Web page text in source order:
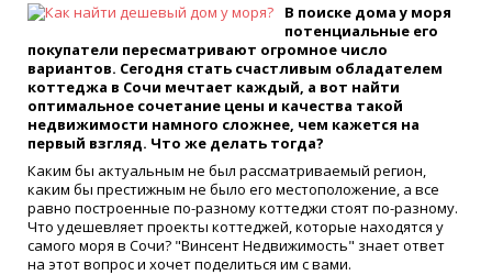
В поиске дома у моря
потенциальные его
покупатели пересматривают огромное число
вариантов. Сегодня стать счастливым обладателем
коттеджа в Сочи мечтает каждый, а вот найти
оптимальное сочетание цены и качества такой
недвижимости намного сложнее, чем кажется на
первый взгляд. Что же делать тогда?
Каким бы актуальным не был рассматриваемый регион,
каким бы престижным не было его местоположение, а все
равно построенные по-разному коттеджи стоят по-разному.
Что удешевляет проекты коттеджей, которые находятся у
самого моря в Сочи? "Винсент Недвижимость" знает ответ
на этот вопрос и хочет поделиться им с вами.